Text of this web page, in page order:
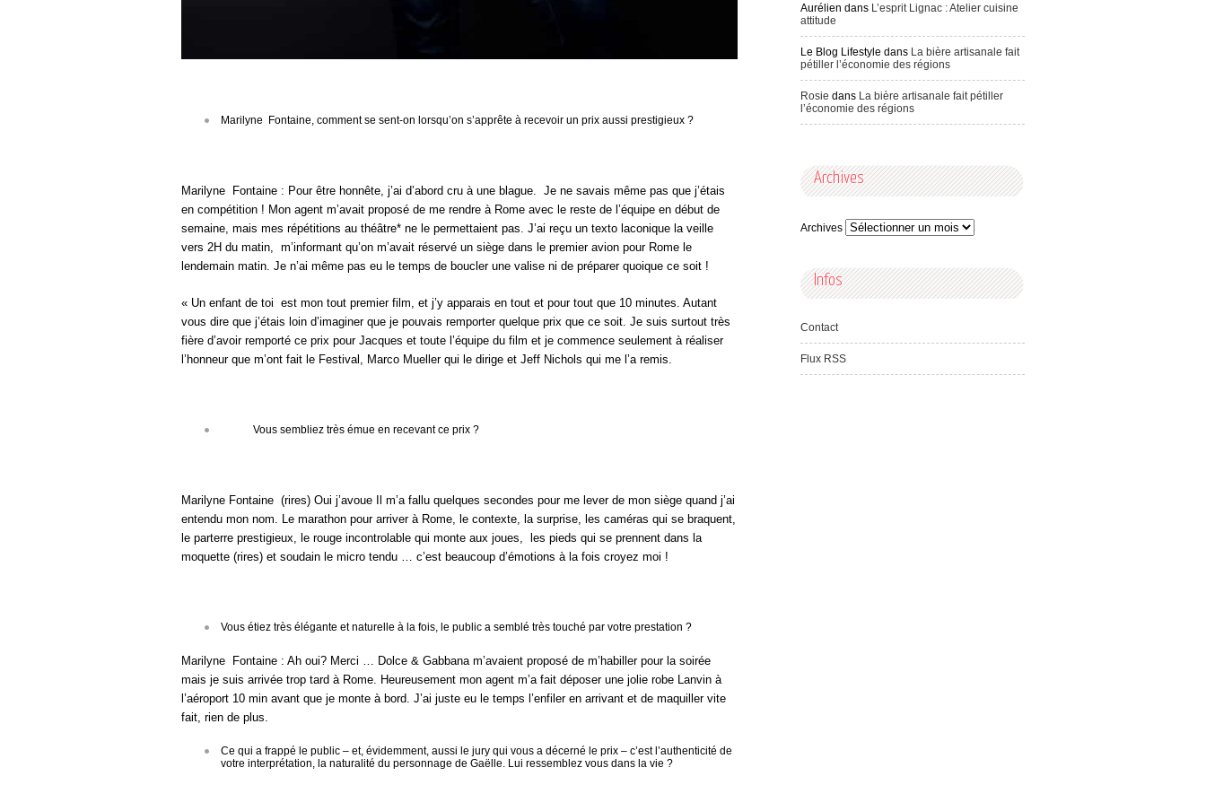
Marilyne Fontaine, comment se sent-on lorsqu’on s’apprête à recevoir un prix aussi prestigieux ?
Marilyne Fontaine : Pour être honnête, j’ai d’abord cru à une blague. Je ne savais même pas que j’étais
en compétition ! Mon agent m’avait proposé de me rendre à Rome avec le reste de l’équipe en début de
semaine, mais mes répétitions au théâtre* ne le permettaient pas. J’ai reçu un texto laconique la veille
vers 2H du matin, m’informant qu’on m’avait réservé un siège dans le premier avion pour Rome le
lendemain matin. Je n’ai même pas eu le temps de boucler une valise ni de préparer quoique ce soit !
« Un enfant de toi est mon tout premier film, et j’y apparais en tout et pour tout que 10 minutes. Autant
vous dire que j’étais loin d’imaginer que je pouvais remporter quelque prix que ce soit. Je suis surtout très
fière d’avoir remporté ce prix pour Jacques et toute l’équipe du film et je commence seulement à réaliser
l’honneur que m’ont fait le Festival, Marco Mueller qui le dirige et Jeff Nichols qui me l’a remis.
Vous sembliez très émue en recevant ce prix ?
Marilyne Fontaine (rires) Oui j’avoue Il m’a fallu quelques secondes pour me lever de mon siège quand j’ai
entendu mon nom. Le marathon pour arriver à Rome, le contexte, la surprise, les caméras qui se braquent,
le parterre prestigieux, le rouge incontrolable qui monte aux joues, les pieds qui se prennent dans la
moquette (rires) et soudain le micro tendu … c’est beaucoup d’émotions à la fois croyez moi !
Vous étiez très élégante et naturelle à la fois, le public a semblé très touché par votre prestation ?
Marilyne Fontaine : Ah oui? Merci … Dolce & Gabbana m’avaient proposé de m’habiller pour la soirée
mais je suis arrivée trop tard à Rome. Heureusement mon agent m’a fait déposer une jolie robe Lanvin à
l’aéroport 10 min avant que je monte à bord. J’ai juste eu le temps l’enfiler en arrivant et de maquiller vite
fait, rien de plus.
Ce qui a frappé le public – et, évidemment, aussi le jury qui vous a décerné le prix – c’est l’authenticité de
votre interprétation, la naturalité du personnage de Gaëlle. Lui ressemblez vous dans la vie ?
Aurélien dans L’esprit Lignac : Atelier cuisine
attitude
Le Blog Lifestyle dans La bière artisanale fait
pétiller l’économie des régions
Rosie dans La bière artisanale fait pétiller
l’économie des régions
Archives
Archives
Infos
Contact
Flux RSS